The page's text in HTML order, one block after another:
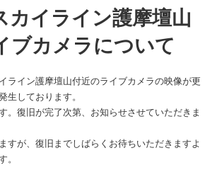
カイライン護摩壇山
ブカメラについて
ライン護摩壇山付近のライブカメラの映像が更
生しております。
。復旧が完了次第、お知らせさせていただきま
すが、復旧までしばらくお待ちいただきますよ
。